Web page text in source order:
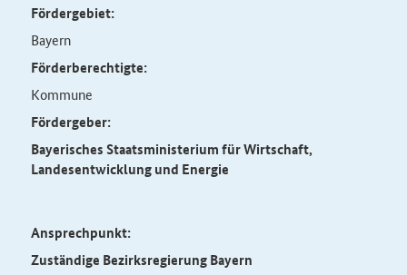
Fördergebiet:
Bayern
Förderberechtigte:
Kommune
Fördergeber:
Bayerisches Staatsministerium für Wirtschaft,
Landesentwicklung und Energie
Ansprechpunkt:
Zuständige Bezirksregierung Bayern